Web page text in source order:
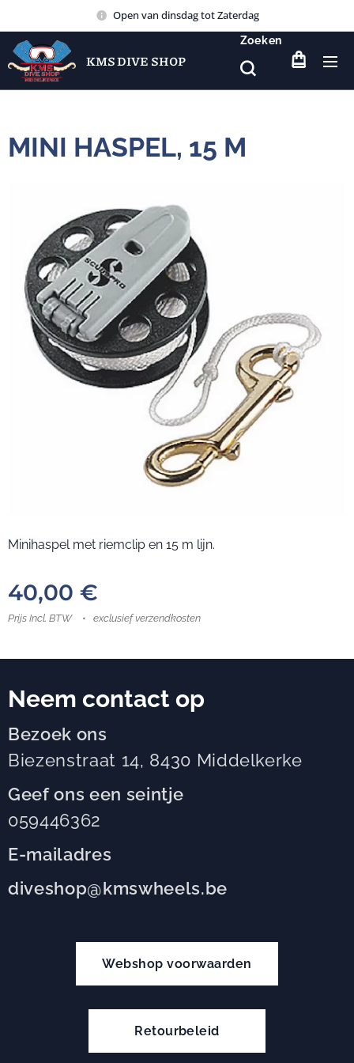
Open van dinsdag tot Zaterdag
KMS DIVE SHOP
Zoeken
MINI HASPEL, 15 M
Minihaspel met riemclip en 15 m lijn.
40,00 €
Prijs Incl. BTW exclusief verzendkosten
Neem contact op
Bezoek ons
Biezenstraat 14, 8430 Middelkerke
Geef ons een seintje
059446362
E-mailadres
diveshop@kmswheels.be
Webshop voorwaarden
Retourbeleid